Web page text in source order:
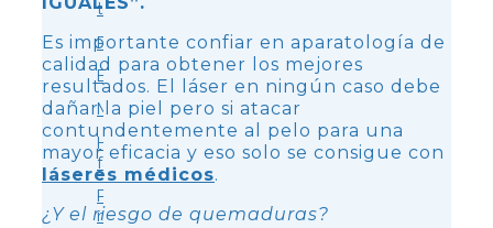
tensores
Rellenos
Bioestimulación
Mesoterapia
Hydra
facial
Peeling
médico
Es importante confiar en aparatología de
calidad para obtener los mejores
resultados. El láser en ningún caso debe
dañar la piel pero si atacar
contundentemente al pelo para una
mayor eficacia y eso solo se consigue con
láseres médicos.
¿Y el riesgo de quemaduras?